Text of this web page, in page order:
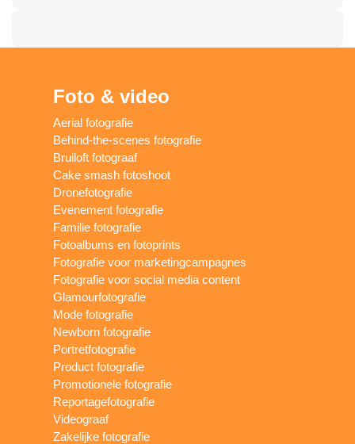
Foto & video
Aerial fotografie
Behind-the-scenes fotografie
Bruiloft fotograaf
Cake smash fotoshoot
Dronefotografie
Evenement fotografie
Familie fotografie
Fotoalbums en fotoprints
Fotografie voor marketingcampagnes
Fotografie voor social media content
Glamourfotografie
Mode fotografie
Newborn fotografie
Portretfotografie
Product fotografie
Promotionele fotografie
Reportagefotografie
Videograaf
Zakelijke fotografie